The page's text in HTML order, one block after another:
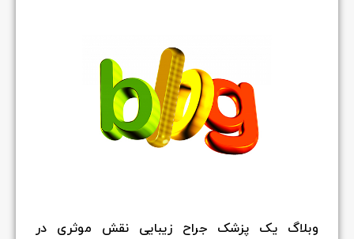
وبلاگ یک پزشک جراح زیبایی نقش موثری در